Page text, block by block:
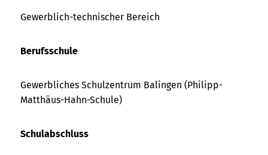
Gewerblich-technischer Bereich
Berufsschule
Gewerbliches Schulzentrum Balingen (Philipp-
Matthäus-Hahn-Schule)
Schulabschluss